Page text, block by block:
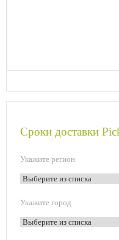
Сроки доставки
Укажите регион
Укажите город